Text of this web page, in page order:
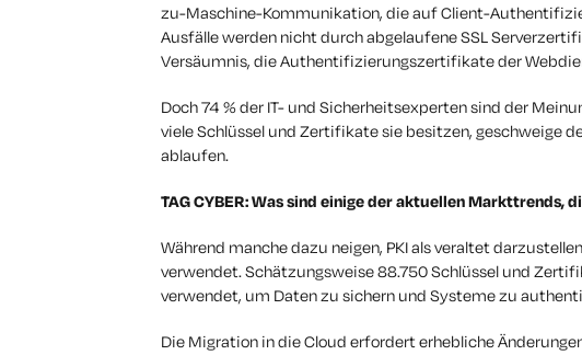
zu-Maschine-Kommunikation, die auf Client-
Ausfälle werden nicht durch abgelaufene SSL
Versäumnis, die Authentifizierungszertifikate der
Doch 74 % der IT- und Sicherheitsexperten sind der
viele Schlüssel und Zertifikate sie besitzen, geschweige
ablaufen.
TAG CYBER: Was sind einige der aktuellen Markttrends,
Während manche dazu neigen, PKI als veraltet
verwendet. Schätzungsweise 88.750 Schlüssel und
verwendet, um Daten zu sichern und Systeme zu
Die Migration in die Cloud erfordert erhebliche